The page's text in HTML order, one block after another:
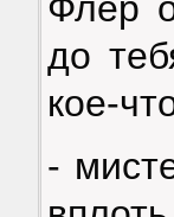
до
кое-
-